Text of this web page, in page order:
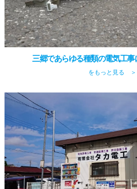
三郷であらゆる種類の電気工
をもっと見る ＞